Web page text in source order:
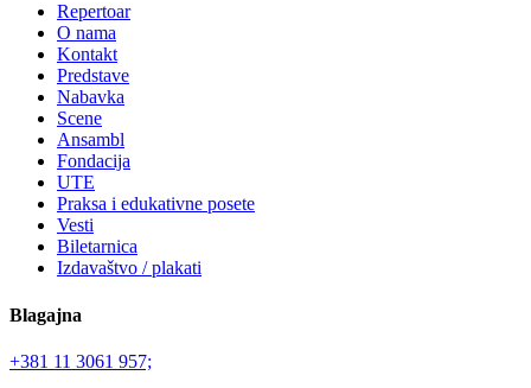
Repertoar
O nama
Kontakt
Predstave
Nabavka
Scene
Ansambl
Fondacija
UTE
Praksa i edukativne posete
Vesti
Biletarnica
Izdavaštvo / plakati
Blagajna
+381 11 3061 957;